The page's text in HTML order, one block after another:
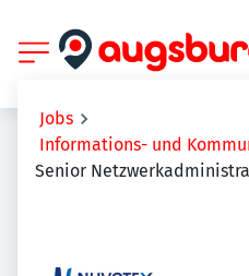
Jobs
Informations- und
Senior